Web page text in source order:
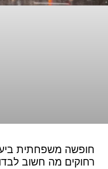
חופשה משפחתית
רחוקים מה חשוב